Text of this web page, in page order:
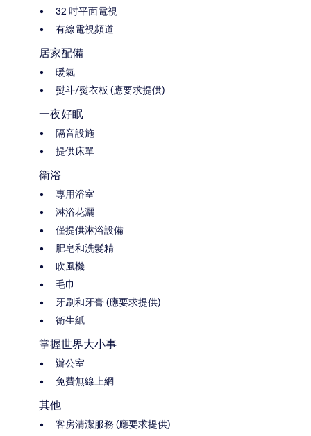
32 吋平面電視
有線電視頻道
居家配備
暖氣
熨斗/熨衣板 (應要求提供)
一夜好眠
隔音設施
提供床單
衛浴
專用浴室
淋浴花灑
僅提供淋浴設備
肥皂和洗髮精
吹風機
毛巾
牙刷和牙膏 (應要求提供)
衛生紙
掌握世界大小事
辦公室
免費無線上網
其他
客房清潔服務 (應要求提供)